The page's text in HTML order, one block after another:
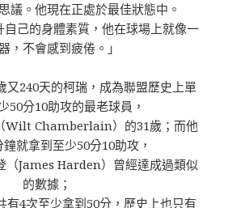
議。他現在正處於最佳狀態中。
己的身體素質，他在球場上就像一
，不會感到疲倦。」
又240天的柯瑞，成為聯盟歷史上單
50分10助攻的最老球員，
Wilt Chamberlain）的31歲；而他
就拿到至少50分10助攻，
（James Harden）曾經達成過類似
的數據；
有4次至少拿到50分，歷史上也只有